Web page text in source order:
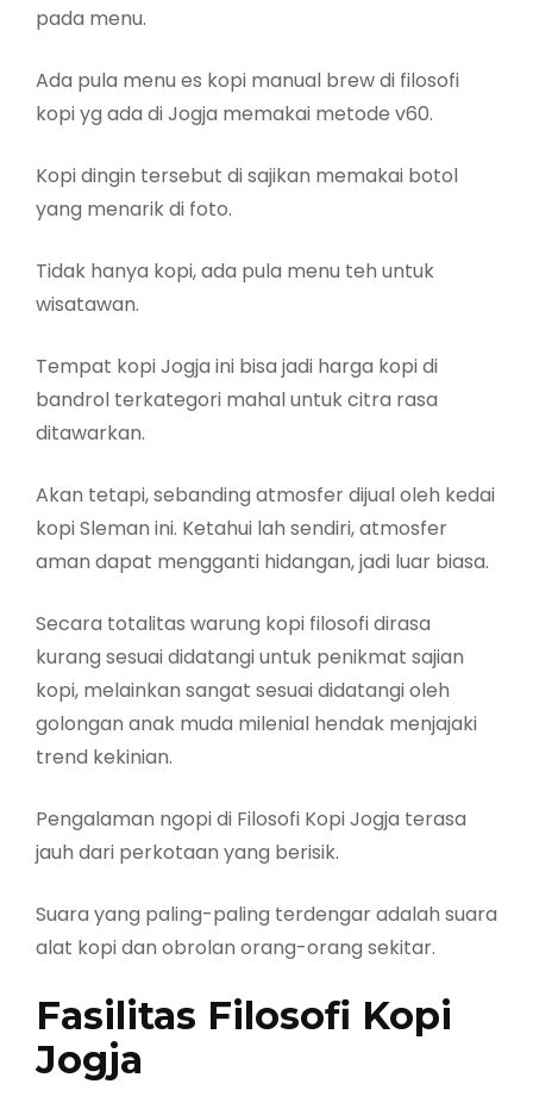
pada menu.
Ada pula menu es kopi manual brew di filosofi
kopi yg ada di Jogja memakai metode v60.
Kopi dingin tersebut di sajikan memakai botol
yang menarik di foto.
Tidak hanya kopi, ada pula menu teh untuk
wisatawan.
Tempat kopi Jogja ini bisa jadi harga kopi di
bandrol terkategori mahal untuk citra rasa
ditawarkan.
Akan tetapi, sebanding atmosfer dijual oleh kedai
kopi Sleman ini. Ketahui lah sendiri, atmosfer
aman dapat mengganti hidangan, jadi luar biasa.
Secara totalitas warung kopi filosofi dirasa
kurang sesuai didatangi untuk penikmat sajian
kopi, melainkan sangat sesuai didatangi oleh
golongan anak muda milenial hendak menjajaki
trend kekinian.
Pengalaman ngopi di Filosofi Kopi Jogja terasa
jauh dari perkotaan yang berisik.
Suara yang paling-paling terdengar adalah suara
alat kopi dan obrolan orang-orang sekitar.
Fasilitas Filosofi Kopi
Jogja